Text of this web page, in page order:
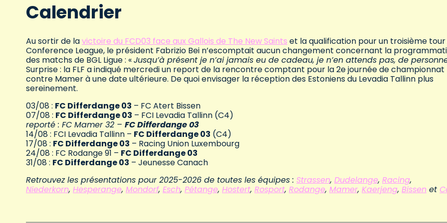
Calendrier
Au sortir de lavictoire du FCD03 face aux Gallois de The New Saints et la qualification pour un troisième
Conference League, le président Fabrizio Bei n’escomptait aucun changement concernant la
des matchs de BGL Ligue : «Jusqu’à présent je n’ai jamais eu de cadeau, je n’en attends pas, de
Surprise : la FLF a indiqué mercredi un report de la rencontre comptant pour la 2e journée de championnat
contre Mamer à une date ultérieure. De quoi envisager la réception des Estoniens du Levadia Tallinn plus
sereinement.
03/08 : FC Differdange 03 – FC Atert Bissen
07/08 : FC Differdange 03 – FCI Levadia Tallinn (C4)
reporté : FC Mamer 32 – FC Differdange 03
14/08 : FCI Levadia Tallinn – FC Differdange 03 (C4)
17/08 : FC Differdange 03 – Racing Union Luxembourg
24/08 : FC Rodange 91 – FC Differdange 03
31/08 : FC Differdange 03 – Jeunesse Canach
Retrouvez les présentations pour 2025-2026 de toutes les équipes : Strassen, Dudelange, Racing,
Niederkorn, Hesperange, Mondorf, Esch, Pétange, Hostert, Rosport, Rodange, Mamer, Kaerjeng, Bissen et